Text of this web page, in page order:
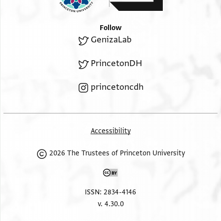
מש[ה ...]
Follow
GenizaLab
PrincetonDH
princetoncdh
Accessibility
2026 The Trustees of Princeton University
ISSN: 2834-4146
v. 4.30.0